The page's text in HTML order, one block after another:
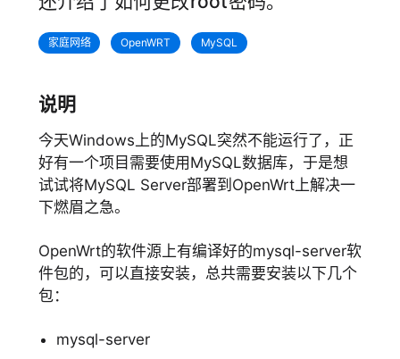
家庭网络 OpenWRT MySQL
说明
今天Windows上的MySQL突然不能运行了，正
好有一个项目需要使用MySQL数据库，于是想
试试将MySQL Server部署到OpenWrt上解决一
下燃眉之急。
OpenWrt的软件源上有编译好的mysql-server软
件包的，可以直接安装，总共需要安装以下几个
包：
mysql-server